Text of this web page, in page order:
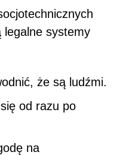
legalne systemy
że są ludźmi.
od razu po
na